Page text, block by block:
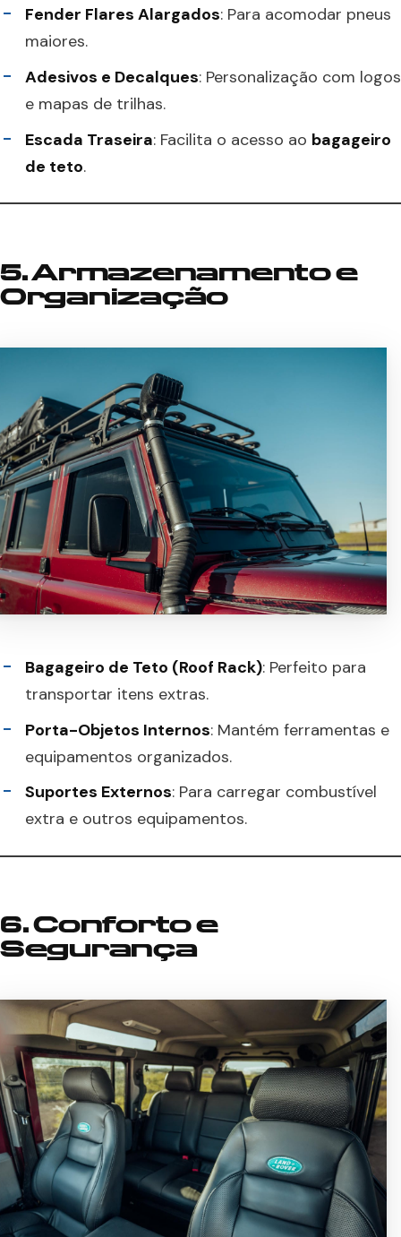
Fender Flares Alargados: Para acomodar pneus
maiores.
Adesivos e Decalques: Personalização com logos
e mapas de trilhas.
Escada Traseira: Facilita o acesso ao bagageiro
de teto.
5. Armazenamento e
Organização
Bagageiro de Teto (Roof Rack): Perfeito para
transportar itens extras.
Porta-Objetos Internos: Mantém ferramentas e
equipamentos organizados.
Suportes Externos: Para carregar combustível
extra e outros equipamentos.
6. Conforto e
Segurança